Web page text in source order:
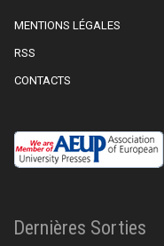
MENTIONS LÉGALES
RSS
CONTACTS
Dernières Sorties